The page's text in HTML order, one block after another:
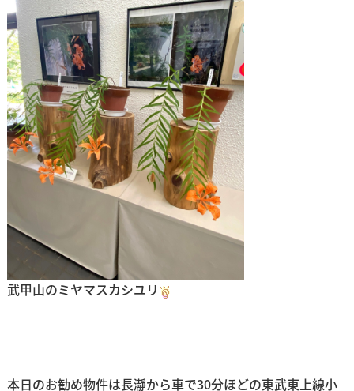
武甲山のミヤマスカシユリ
本日のお勧め物件は長瀞から車で30分ほどの東武東上線小